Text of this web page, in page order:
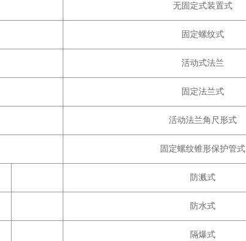
无固定式装置式
固定螺纹式
活动式法兰
固定法兰式
活动法兰角尺形式
固定螺纹锥形保护管式
防溅式
防水式
隔爆式